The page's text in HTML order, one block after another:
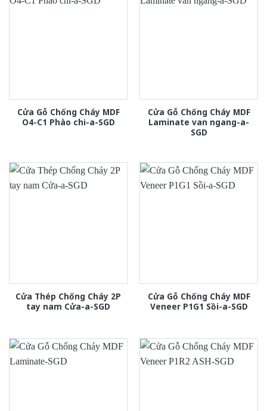
Cửa Gỗ Chống Cháy MDF
O4-C1 Phào chi-a-SGD
Cửa Gỗ Chống Cháy MDF
Laminate van ngang-a-
SGD
Cửa Thép Chống Cháy 2P
tay nam Cửa-a-SGD
Cửa Gỗ Chống Cháy MDF
Veneer P1G1 Sồi-a-SGD